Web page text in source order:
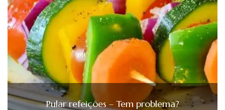
Pular refeições – Tem problema?